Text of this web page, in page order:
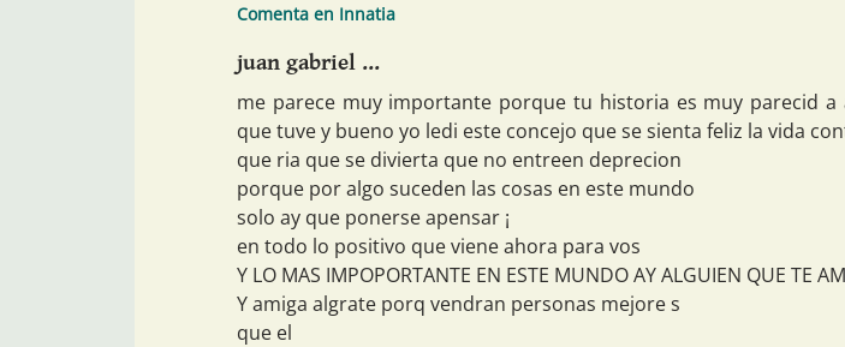
Comenta en Innatia
juan gabriel ...
me parece muy importante porque tu historia es muy parecid a
que tuve y bueno yo ledi este concejo que se sienta feliz la vida
que ria que se divierta que no entreen deprecion
porque por algo suceden las cosas en este mundo
solo ay que ponerse apensar ¡
en todo lo positivo que viene ahora para vos
Y LO MAS IMPOPORTANTE EN ESTE MUNDO AY ALGUIEN QUE TE
Y amiga algrate porq vendran personas mejore s
que el